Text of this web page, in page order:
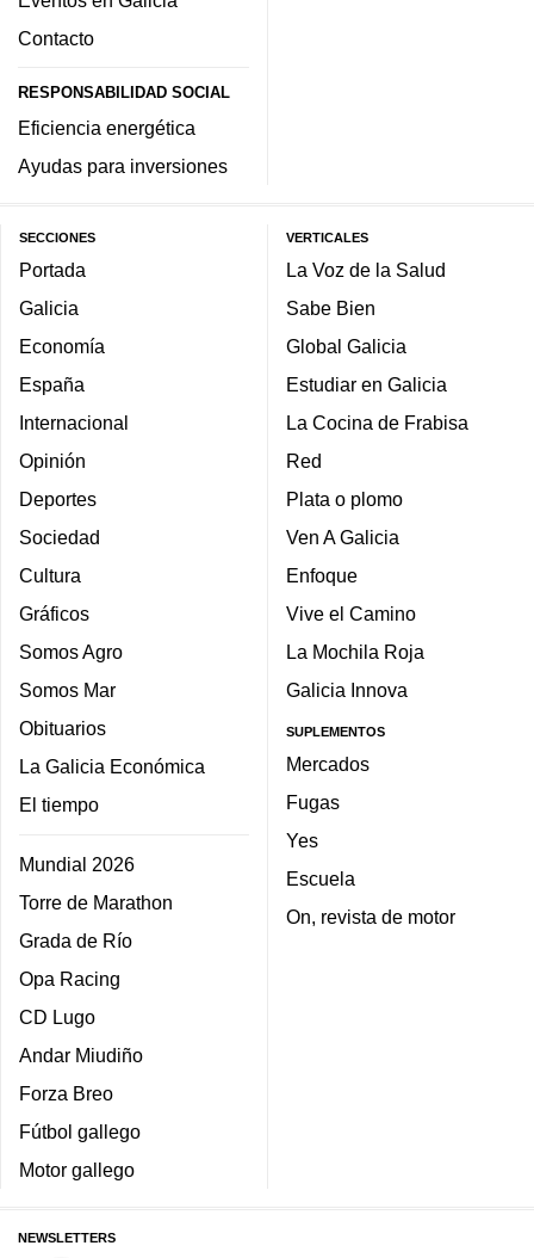
Contacto
RESPONSABILIDAD SOCIAL
Eficiencia energética
Ayudas para inversiones
SECCIONES
Portada
Galicia
Economía
España
Internacional
Opinión
Deportes
Sociedad
Cultura
Gráficos
Somos Agro
Somos Mar
Obituarios
La Galicia Económica
El tiempo
Mundial 2026
Torre de Marathon
Grada de Río
Opa Racing
CD Lugo
Andar Miudiño
Forza Breo
Fútbol gallego
Motor gallego
VERTICALES
La Voz de la Salud
Sabe Bien
Global Galicia
Estudiar en Galicia
La Cocina de Frabisa
Red
Plata o plomo
Ven A Galicia
Enfoque
Vive el Camino
La Mochila Roja
Galicia Innova
SUPLEMENTOS
Mercados
Fugas
Yes
Escuela
On, revista de motor
NEWSLETTERS